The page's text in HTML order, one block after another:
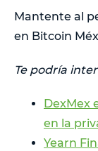
Mantente al
en Bitcoin
Te podría
DexMex
en la
Yearn